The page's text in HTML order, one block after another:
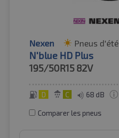
Nexen Pneus d'été
N'blue HD Plus
195/50R15 82V
D C 68 dB
Comparer les pneus